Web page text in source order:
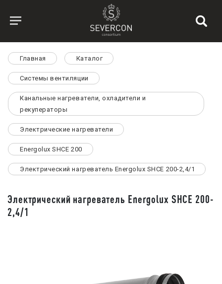
Главная Каталог
Системы вентиляции
Канальные нагреватели, охладители и
рекуператоры
Электрические нагреватели
Energolux SHCE 200
Электрический нагреватель Energolux SHCE 200-2,4/1
Электрический нагреватель Energolux SHCE 200-
2,4/1